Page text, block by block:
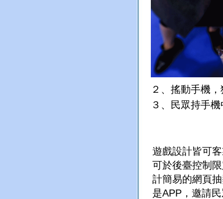
２、 搖動手機
３、
民眾持手
遊戲設計皆可
可於後臺控制
計簡易的網頁
是APP ，邀請